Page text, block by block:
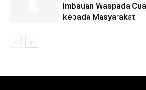
Imbauan Waspada
kepada Masyarakat